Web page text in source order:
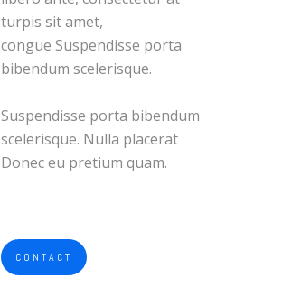
turpis sit amet,
congue Suspendisse porta
bibendum scelerisque.
Suspendisse porta bibendum
scelerisque. Nulla placerat
Donec eu pretium quam.
CONTACT